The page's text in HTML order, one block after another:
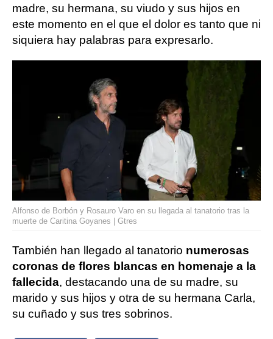
madre, su hermana, su viudo y sus hijos en
este momento en el que el dolor es tanto que ni
siquiera hay palabras para expresarlo.
Alfonso de Borbón y Rosauro Varo en su llegada al tanatorio tras la
muerte de Caritina Goyanes | Gtres
También han llegado al tanatorio numerosas
coronas de flores blancas en homenaje a la
fallecida, destacando una de su madre, su
marido y sus hijos y otra de su hermana Carla,
su cuñado y sus tres sobrinos.